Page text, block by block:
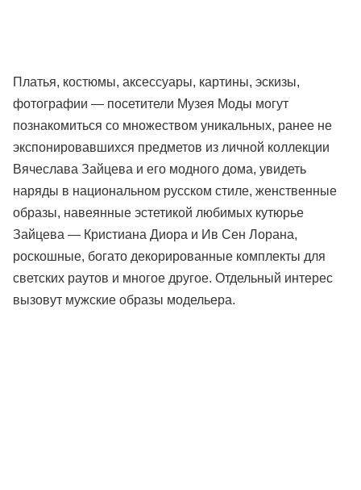
Платья, костюмы, аксессуары, картины, эскизы,
фотографии — посетители Музея Моды могут
познакомиться со множеством уникальных, ранее не
экспонировавшихся предметов из личной коллекции
Вячеслава Зайцева и его модного дома, увидеть
наряды в национальном русском стиле, женственные
образы, навеянные эстетикой любимых кутюрье
Зайцева — Кристиана Диора и Ив Сен Лорана,
роскошные, богато декорированные комплекты для
светских раутов и многое другое. Отдельный интерес
вызовут мужские образы модельера.